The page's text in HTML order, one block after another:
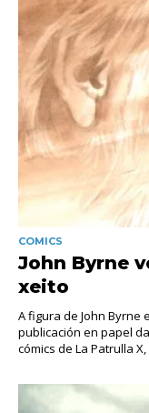
COMICS
John Byrne
xeito
A figura de John
publicación en papel
cómics de La Patrulla X,